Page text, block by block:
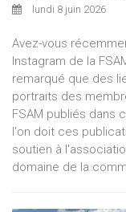
lundi 8 juin 2026
Avez-vous
Instagram de la
remarqué que des
portraits des
FSAM publiés dans
l'on doit ces
soutien à
domaine de la